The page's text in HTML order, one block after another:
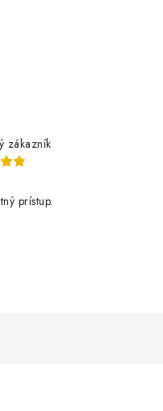
zákazník
prístup.